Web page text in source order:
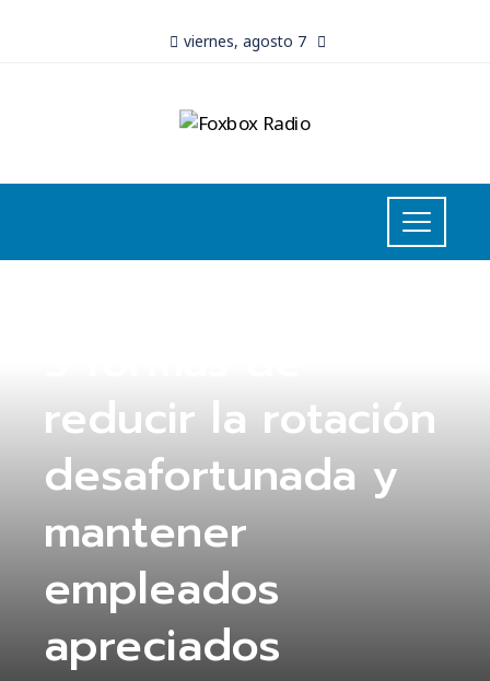
viernes, agosto 7
reducir la rotación
desafortunada y
mantener
empleados
apreciados